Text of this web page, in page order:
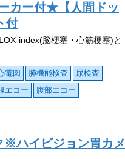
カー付★【人間ドッ
付
index(脳梗塞・心筋梗塞)と
電図 肺機能検査
尿検査
エコー
腹部エコー
ハイビジョン胃カメ